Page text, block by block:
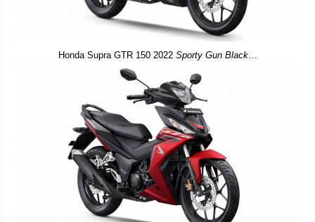
Honda Supra GTR 150 2022 Sporty Gun Black…